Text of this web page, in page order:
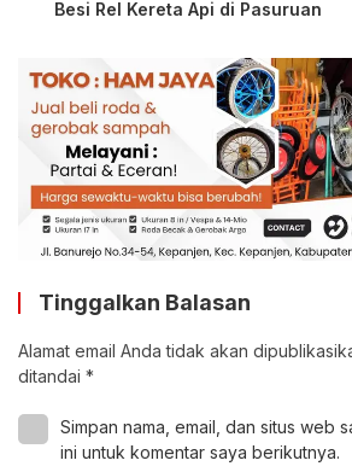
Besi Rel Kereta Api di Pasuruan
Tinggalkan Balasan
Alamat email Anda tidak akan
ditandai *
Simpan nama, email, dan situs web
ini untuk komentar saya berikutnya.